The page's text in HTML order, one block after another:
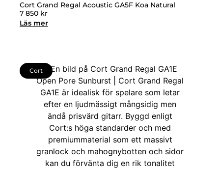
Cort Grand Regal Acoustic GA5F Koa Natural
7 850 kr
Läs mer
Cort